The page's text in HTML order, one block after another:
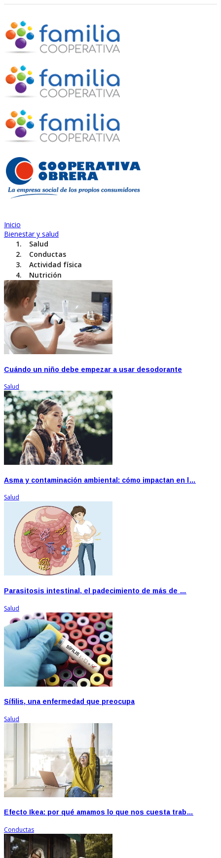
Inicio
Bienestar y salud
Salud
Conductas
Actividad física
Nutrición
Cuándo un niño debe empezar a usar desodorante
Salud
Asma y contaminación ambiental: cómo impactan en l…
Salud
Parasitosis intestinal, el padecimiento de más de …
Salud
Sífilis, una enfermedad que preocupa
Salud
Efecto Ikea: por qué amamos lo que nos cuesta trab…
Conductas